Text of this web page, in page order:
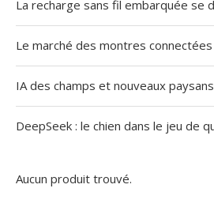
La recharge sans fil embarquée se
Le marché des montres
IA des champs et nouveaux paysans
DeepSeek : le chien dans le jeu de
Aucun produit trouvé.